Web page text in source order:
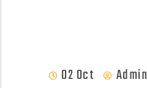
02 Oct Admin